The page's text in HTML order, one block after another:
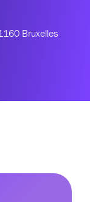
Bruxelles